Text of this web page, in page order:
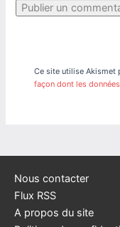
Ce site utilise Akismet
façon dont les
Nous contacter
Flux RSS
A propos du site